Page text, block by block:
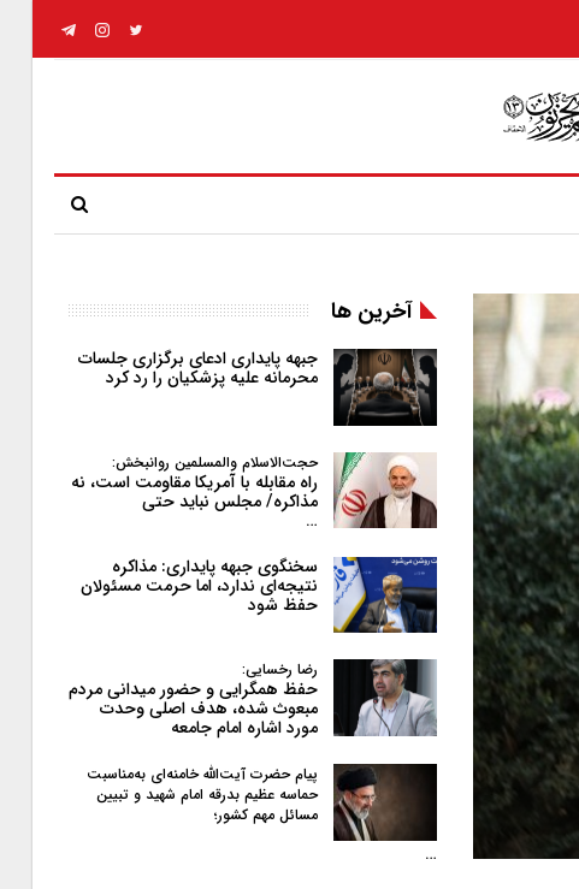
آخرین ها
جبهه پایداری ادعای برگزاری جلسات
محرمانه علیه پزشکیان را رد کرد
حجت‌الاسلام والمسلمین روانبخش:
راه مقابله با آمریکا مقاومت است، نه
مذاکره/ مجلس نباید حتی
…
سخنگوی جبهه پایداری: مذاکره
نتیجه‌ای ندارد، اما حرمت مسئولان
حفظ شود
رضا رخسایی:
حفظ همگرایی و حضور میدانی مردم
مبعوث شده، هدف اصلی وحدت
مورد اشاره امام جامعه
پیام حضرت آیت‌الله خامنه‌ای به‌مناسبت
حماسه عظیم بدرقه امام شهید و تبیین
مسائل مهم کشور؛
…